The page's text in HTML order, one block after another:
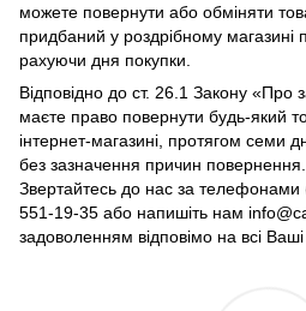
можете повернути або обміняти
придбаний у роздрібному магазині
рахуючи дня покупки.
Відповідно до ст. 26.1 Закону «Про
маєте право повернути будь-який
інтернет-магазині, протягом семи
без зазначення причин повернення.
Звертайтесь до нас за
551-19-35 або напишіть нам
задоволенням відповімо на всі Ваші